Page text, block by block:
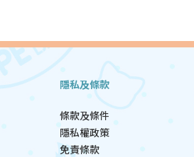
隱私及條款
條款及條件
隱私權政策
免責條款